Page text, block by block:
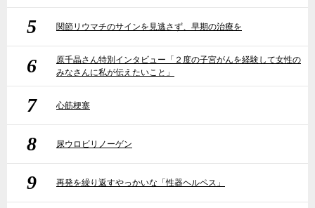
5 関節リウマチのサインを見逃さず、早期の治療を
6
原千晶さん特別インタビュー「２度の子宮がんを経験して女性の
みなさんに私が伝えたいこと」
7 心筋梗塞
8 尿ウロビリノーゲン
9 再発を繰り返すやっかいな「性器ヘルペス」